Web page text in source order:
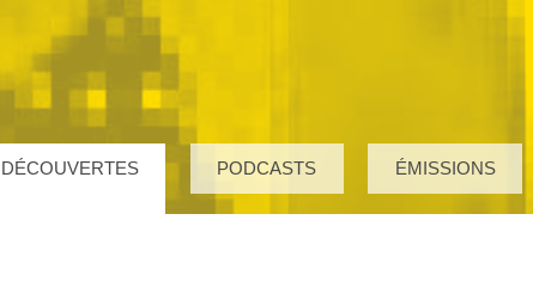
DÉCOUVERTES PODCASTS ÉMISSIONS